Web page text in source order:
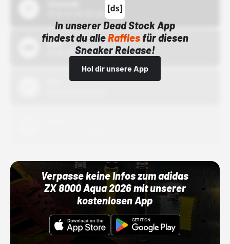
In unserer Dead Stock App
findest du alleRafflesfür diesen
Sneaker Release!
Hol dir unsere App
Bstn
01.10.22 00:00 Uhr
Verpasse keine Infos zum adidas
ZX 8000 Aqua 2026 mit unserer
kostenlosen App